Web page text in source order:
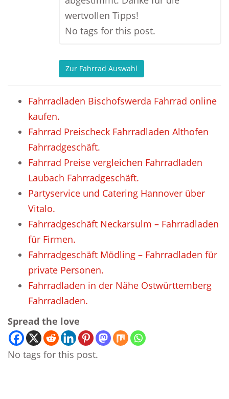
wertvollen Tipps!
No tags for this post.
Zur Fahrrad Auswahl
Fahrradladen Bischofswerda Fahrrad online
kaufen.
Fahrrad Preischeck Fahrradladen Althofen
Fahrradgeschäft.
Fahrrad Preise vergleichen Fahrradladen
Laubach Fahrradgeschäft.
Partyservice und Catering Hannover über
Vitalo.
Fahrradgeschäft Neckarsulm – Fahrradladen
für Firmen.
Fahrradgeschäft Mödling – Fahrradladen für
private Personen.
Fahrradladen in der Nähe Ostwürttemberg
Fahrradladen.
Spread the love
No tags for this post.